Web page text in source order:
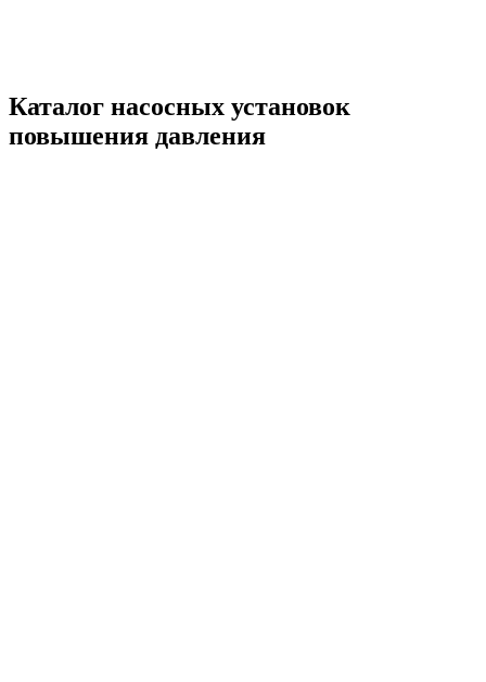
Каталог насосных установок
повышения давления